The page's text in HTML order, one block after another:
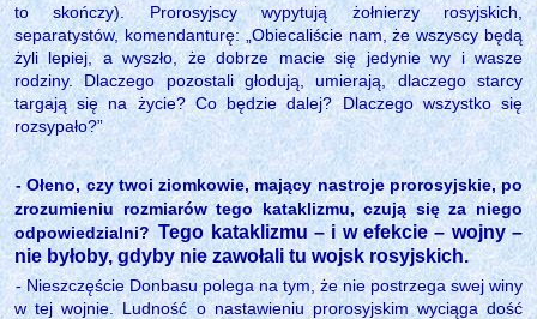
to skończy). Prorosyjscy wypytują żołnierzy rosyjskich,
separatystów, komendanturę: „Obiecaliście nam, że wszyscy będą
żyli lepiej, a wyszło, że dobrze macie się jedynie wy i wasze
rodziny. Dlaczego pozostali głodują, umierają, dlaczego starcy
targają się na życie? Co będzie dalej? Dlaczego wszystko się
rozsypało?”
- Ołeno, czy twoi ziomkowie, mający nastroje prorosyjskie, po
zrozumieniu rozmiarów tego kataklizmu, czują się za niego
odpowiedzialni? Tego kataklizmu – i w efekcie – wojny –
nie byłoby, gdyby nie zawołali tu wojsk rosyjskich.
- Nieszczęście Donbasu polega na tym, że nie postrzega swej winy
w tej wojnie. Ludność o nastawieniu prorosyjskim wyciąga dość